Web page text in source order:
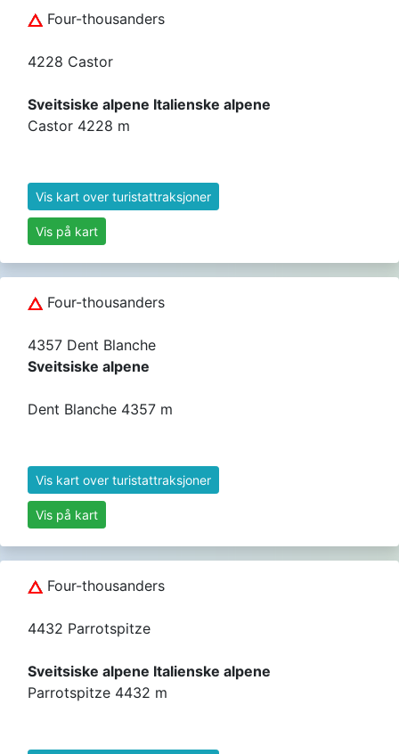
Four-thousanders
4228 Castor
Sveitsiske alpene Italienske alpene
Castor 4228 m
Vis kart over turistattraksjoner
Vis på kart
Four-thousanders
4357 Dent Blanche
Sveitsiske alpene
Dent Blanche 4357 m
Vis kart over turistattraksjoner
Vis på kart
Four-thousanders
4432 Parrotspitze
Sveitsiske alpene Italienske alpene
Parrotspitze 4432 m